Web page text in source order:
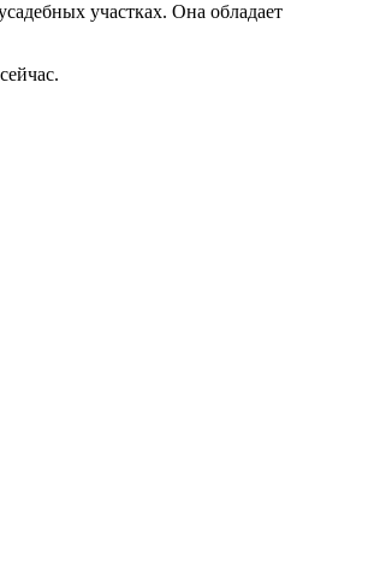
участках. Она обладает